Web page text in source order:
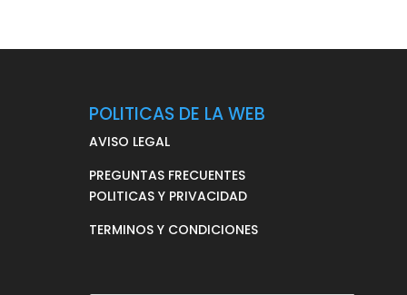
POLITICAS DE LA WEB
AVISO LEGAL
PREGUNTAS FRECUENTES
POLITICAS Y PRIVACIDAD
TERMINOS Y CONDICIONES